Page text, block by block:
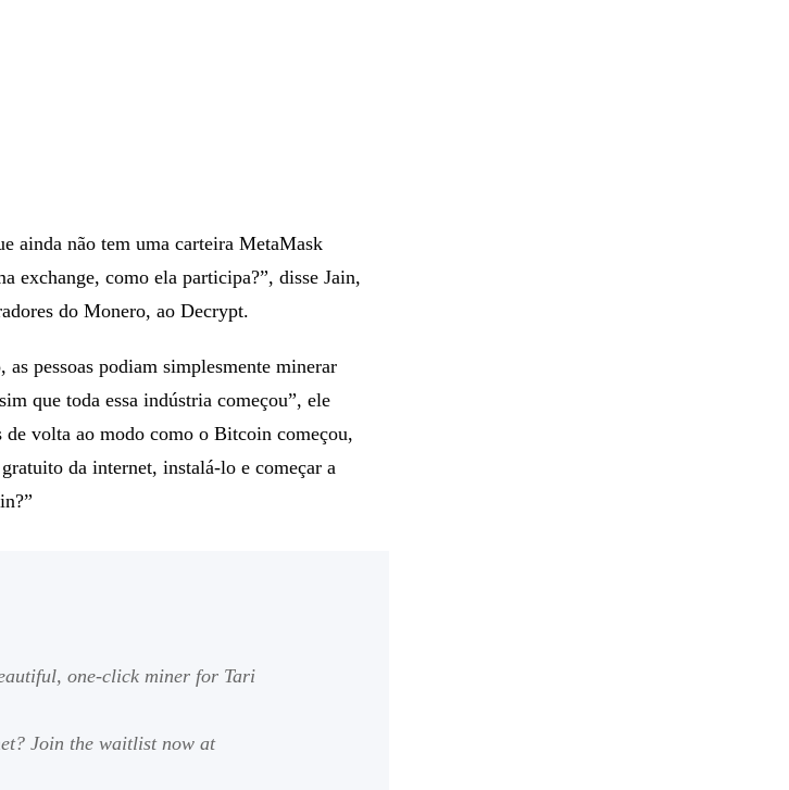
ainda não tem uma carteira MetaMask
exchange, como ela participa?”, disse Jain,
do Monero, ao Decrypt.
pessoas podiam simplesmente minerar
que toda essa indústria começou”, ele
de volta ao modo como o Bitcoin começou,
da internet, instalá-lo e começar a
one-click miner for Tari
Join the waitlist now at